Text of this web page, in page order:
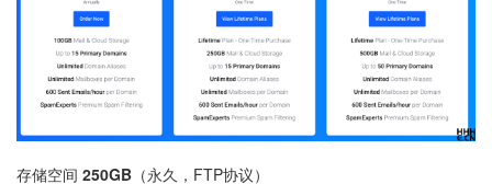
存储空间 250GB （永久，FTP协议）